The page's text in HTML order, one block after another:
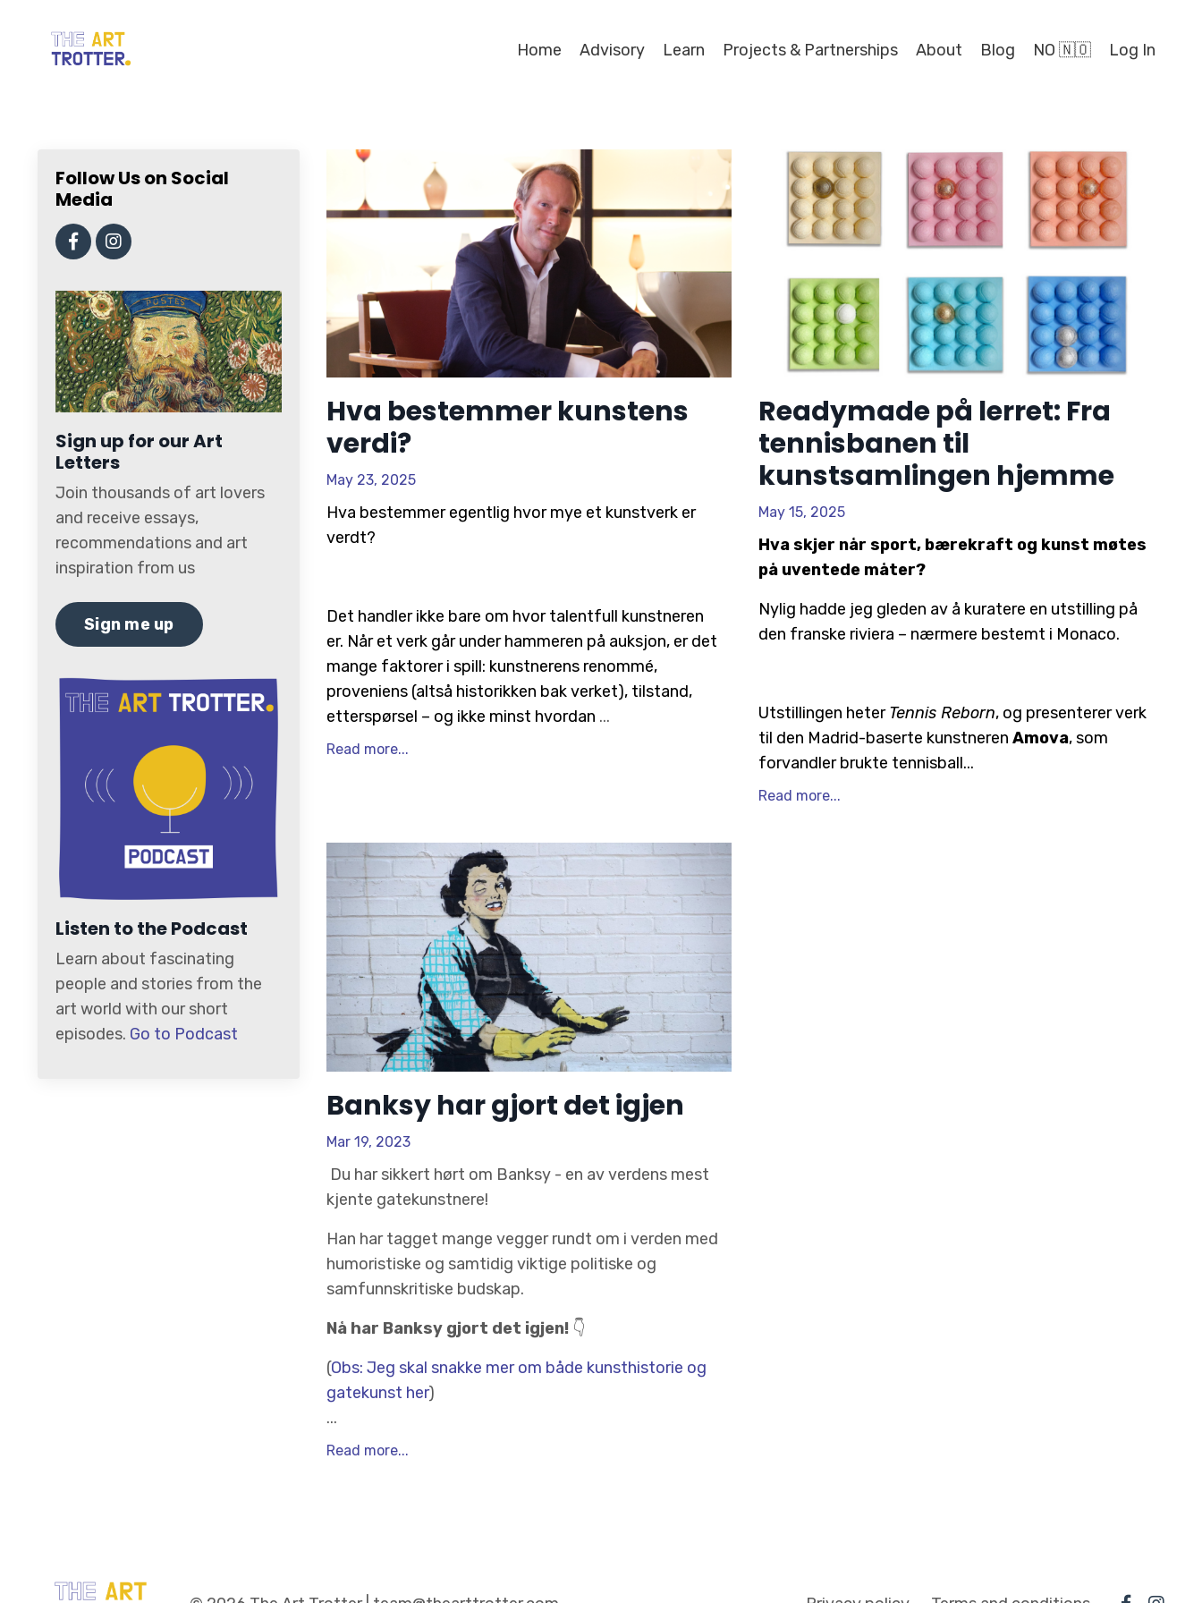
Home Advisory Learn Projects & Partnerships About Blog NO 🇳🇴 Log In
Hva bestemmer kunstens
verdi?
May 23, 2025
Hva bestemmer egentlig hvor mye et kunstverk er
verdt?
Det handler ikke bare om hvor talentfull kunstneren
er. Når et verk går under hammeren på auksjon, er det
mange faktorer i spill: kunstnerens renommé,
proveniens (altså historikken bak verket), tilstand,
etterspørsel – og ikke minst hvordan ...
Read more...
Readymade på lerret: Fra
tennisbanen til
kunstsamlingen hjemme
May 15, 2025
Hva skjer når sport, bærekraft og kunst møtes
på uventede måter?
Nylig hadde jeg gleden av å kuratere en utstilling på
den franske riviera – nærmere bestemt i Monaco.
Utstillingen heterTennis Reborn, og presenterer verk
til den Madrid-baserte kunstnerenAmova, som
forvandler brukte tennisball...
Read more...
Banksy har gjort det igjen
Mar 19, 2023
Du har sikkert hørt om Banksy - en av verdens mest
kjente gatekunstnere!
Han har tagget mange vegger rundt om i verden med
humoristiske og samtidig viktige politiske og
samfunnskritiske budskap.
Nå har Banksy gjort det igjen! 👇
(Obs: Jeg skal snakke mer om både kunsthistorie og
gatekunst her)
...
Read more...
Follow Us on Social
Media
Sign up for our Art
Letters
Join thousands of art lovers
and receive essays,
recommendations and art
inspiration from us
Sign me up
Listen to the Podcast
Learn about fascinating
people and stories from the
art world with our short
episodes. Go to Podcast